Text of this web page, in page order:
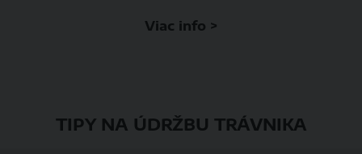
Viac info >
TIPY NA ÚDRŽBU TRÁVNIKA